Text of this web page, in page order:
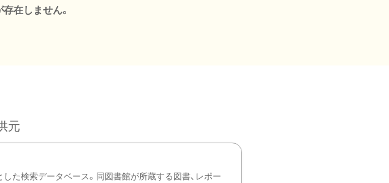
在しません。
元
た検索データベース。同図書館が所蔵する図書、レポー